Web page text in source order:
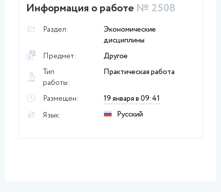
Информация о работе № 2508
Раздел:
Экономические
дисциплины
Предмет:
Другое
Тип
работы:
Практическая работа
Размещен:
19 января в 09:41
Язык:
Русский